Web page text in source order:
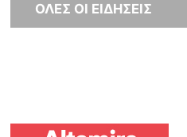
ΟΛΕΣ ΟΙ ΕΙΔΗΣΕΙΣ